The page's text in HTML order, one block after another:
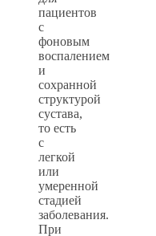
пациентов
с
фоновым
воспалением
и
сохранной
структурой
сустава,
то есть
с
легкой
или
умеренной
стадией
заболевания.
При